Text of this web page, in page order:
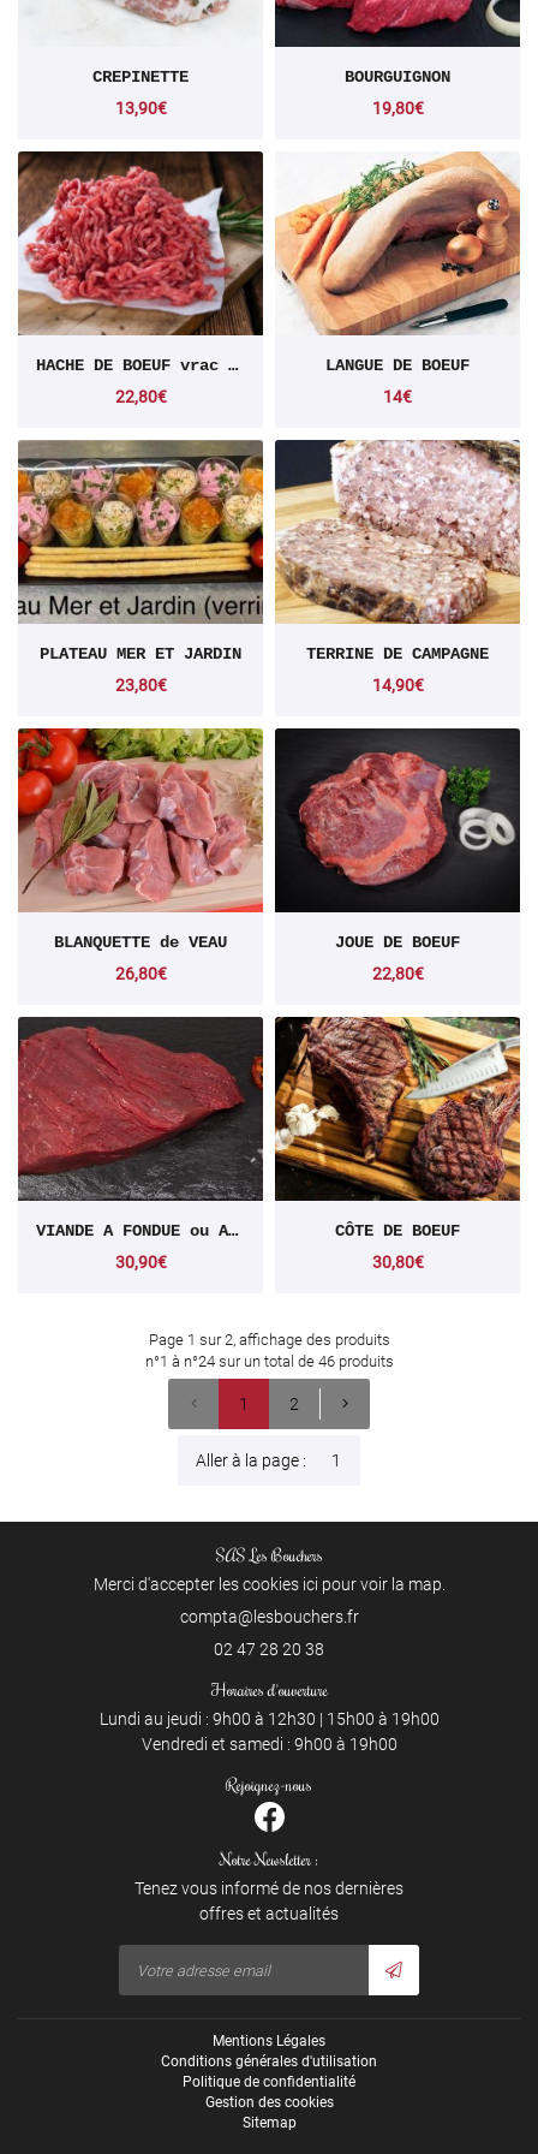
CREPINETTE
13,90€
BOURGUIGNON
19,80€
HACHE DE BOEUF vrac ou steak
22,80€
LANGUE DE BOEUF
14€
PLATEAU MER ET JARDIN
23,80€
TERRINE DE CAMPAGNE
14,90€
BLANQUETTE de VEAU
26,80€
JOUE DE BOEUF
22,80€
VIANDE A FONDUE ou A PIERRADE
30,90€
CÔTE DE BOEUF
30,80€
Page 1 sur 2, affichage des produits
n°1 à n°24 sur un total de 46produits
1 2
Aller à la page :
SAS Les Bouchers
Merci d'accepter les cookies ici pour voir la map.
02 47 28 20 38
Horaires d'ouverture
Lundi au jeudi : 9h00 à 12h30 | 15h00 à 19h00
Vendredi et samedi : 9h00 à 19h00
Rejoignez-nous
Notre Newsletter :
Tenez vous informé de nos dernières
offres et actualités
Mentions Légales
Conditions générales d'utilisation
Politique de confidentialité
Gestion des cookies
Sitemap